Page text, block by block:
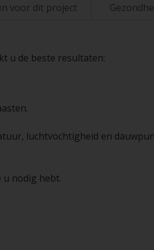
voor dit project
u de beste resultaten:
luchtvochtigheid en
nodig hebt.